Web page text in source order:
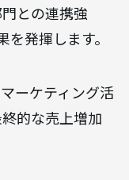
との連携強
発揮します。
ーケティング活
的な売上増加